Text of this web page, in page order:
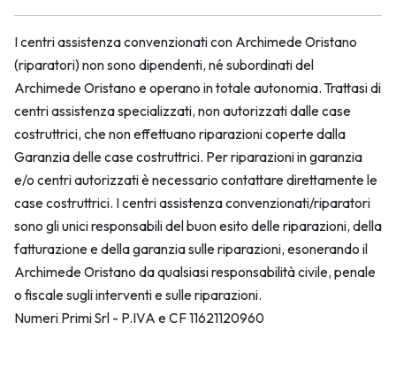
I centri assistenza convenzionati con Archimede Oristano
(riparatori) non sono dipendenti, né subordinati del
Archimede Oristano e operano in totale autonomia. Trattasi di
centri assistenza specializzati, non autorizzati dalle case
costruttrici, che non effettuano riparazioni coperte dalla
Garanzia delle case costruttrici. Per riparazioni in garanzia
e/o centri autorizzati è necessario contattare direttamente le
case costruttrici. I centri assistenza convenzionati/riparatori
sono gli unici responsabili del buon esito delle riparazioni, della
fatturazione e della garanzia sulle riparazioni, esonerando il
Archimede Oristano da qualsiasi responsabilità civile, penale
o fiscale sugli interventi e sulle riparazioni.
Numeri Primi Srl - P.IVA e CF 11621120960